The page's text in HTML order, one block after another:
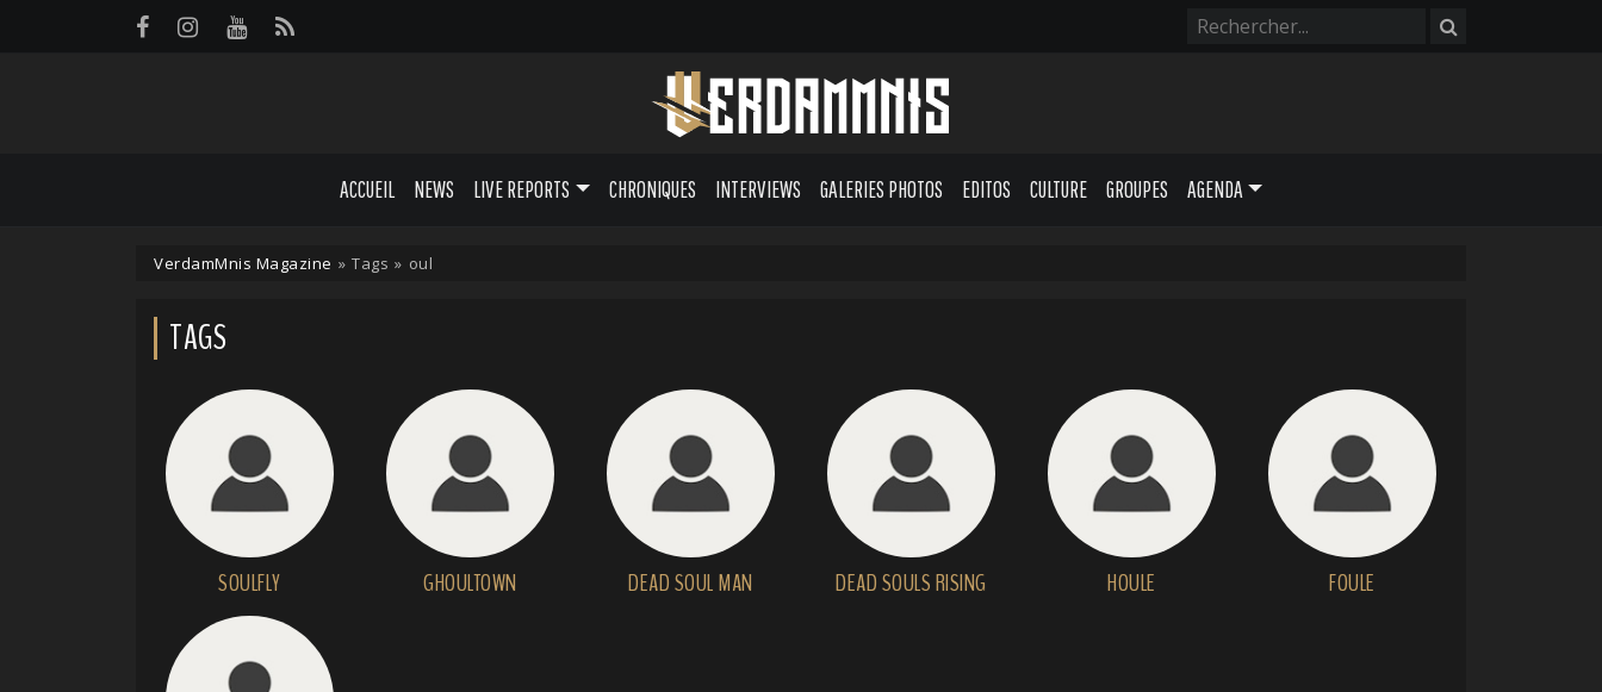
ACCUEIL NEWS LIVE REPORTS CHRONIQUES INTERVIEWS GALERIES PHOTOS EDITOS CULTURE GROUPES AGENDA
VerdamMnis Magazine » Tags » oul
TAGS
SOULFLY GHOULTOWN DEAD SOUL MAN DEAD SOULS RISING HOULE FOULE
Panneau de gestion des cookies